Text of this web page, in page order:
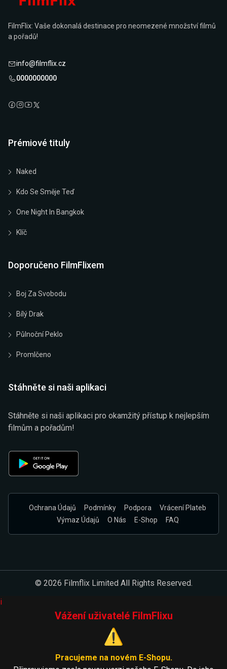
FilmFlix: Vaše dokonalá destinace pro neomezené množství filmů
a pořadů!
info@filmflix.cz
0000000000
Prémiové tituly
Naked
Kdo Se Směje Teď
One Night In Bangkok
Klíč
Doporučeno FilmFlixem
Boj Za Svobodu
Bílý Drak
Půlnoční Peklo
Promlčeno
Stáhněte si naši aplikaci
Stáhněte si naši aplikaci pro okamžitý přístup k nejlepším
filmům a pořadům!
Ochrana Údajů Podmínky Podpora
Vrácení Plateb
Výmaz Údajů
O Nás E-Shop FAQ
© 2026 Filmflix Limited All Rights Reserved.
i
Vážení uživatelé FilmFlixu
⚠️
Pracujeme na novém E-Shopu.